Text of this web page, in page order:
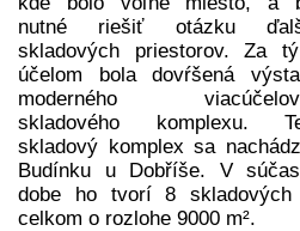
nutné riešiť otázku
skladových priestorov. Za
účelom bola dovŕšená
moderného
skladového komplexu.
skladový komplex sa
Budínku u Dobříše. V
dobe ho tvorí 8 skladových
celkom o rozlohe 9000 m².